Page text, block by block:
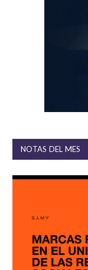
NOTAS DEL MES